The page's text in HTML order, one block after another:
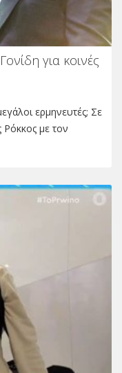
για κοινές
ερμηνευτές; Σε
Ρόκκος με τον